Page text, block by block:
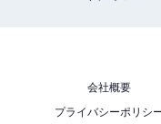
会社概要
プライバシーポリシ